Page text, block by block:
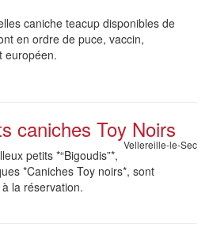
caniche teacup disponibles de
en ordre de puce, vaccin,
européen.
caniches Toy Noirs
Vellereille-le-Sec
petits *“Bigoudis”*,
*Caniches Toy noirs*, sont
la réservation.